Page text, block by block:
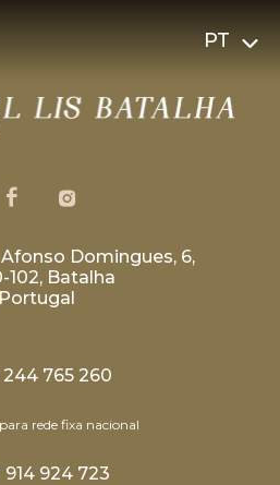
PT
Domingues, 6,
102, Batalha
Portugal
244 765 260
rede fixa nacional
914 924 723